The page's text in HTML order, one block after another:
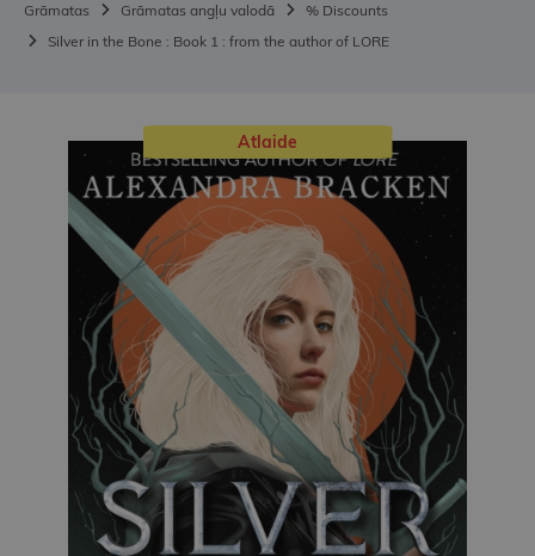
Grāmatas Grāmatas angļu valodā
% Discounts
Silver in the Bone : Book 1 : from the author of LORE
Atlaide